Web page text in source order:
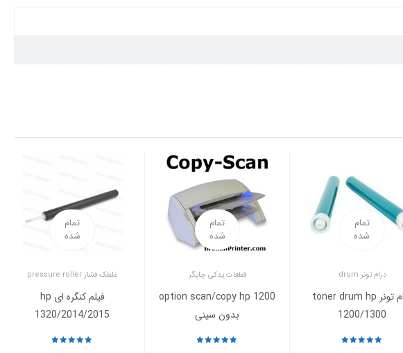
تمام
شده
درام تونر drum
درام تونر toner drum hp
1200/1300
تمام
شده
قطعات یدکی چاپگر
option scan/copy hp 1200
بدون سینی
تمام
شده
غلطک فشار pressure roller
فیلم کنگره ای hp
1320/2014/2015